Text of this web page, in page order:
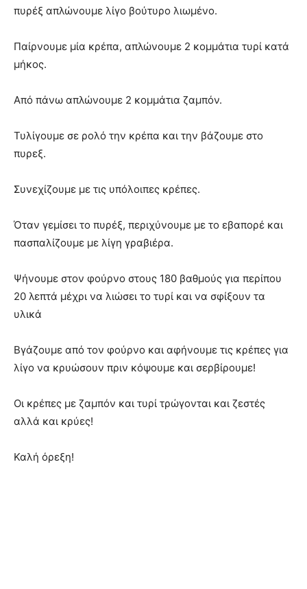
πυρέξ απλώνουμε λίγο βούτυρο λιωμένο.
Παίρνουμε μία κρέπα, απλώνουμε 2 κομμάτια τυρί κατά
μήκος.
Από πάνω απλώνουμε 2 κομμάτια ζαμπόν.
Τυλίγουμε σε ρολό την κρέπα και την βάζουμε στο
πυρεξ.
Συνεχίζουμε με τις υπόλοιπες κρέπες.
Όταν γεμίσει το πυρέξ, περιχύνουμε με το εβαπορέ και
πασπαλίζουμε με λίγη γραβιέρα.
Ψήνουμε στον φούρνο στους 180 βαθμούς για περίπου
20 λεπτά μέχρι να λιώσει το τυρί και να σφίξουν τα
υλικά
Βγάζουμε από τον φούρνο και αφήνουμε τις κρέπες για
λίγο να κρυώσουν πριν κόψουμε και σερβίρουμε!
Οι κρέπες με ζαμπόν και τυρί τρώγονται και ζεστές
αλλά και κρύες!
Καλή όρεξη!